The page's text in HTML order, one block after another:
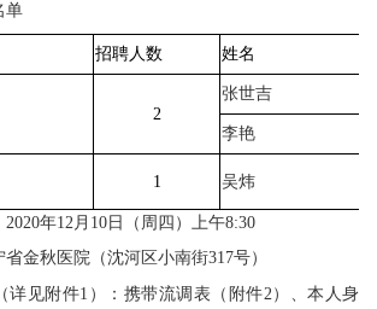
单
招聘人数 姓名
2
张世吉
李艳
1 吴炜
年12月10日（周四）上午8:30
金秋医院（沈河区小南街317号）
详见附件1）：携带流调表（附件2）、本人身